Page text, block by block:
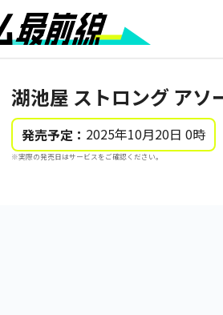
湖池屋 ストロング アソ
発売予定： 2025年10月20日 0時
※実際の発売日はサービスをご確認ください。